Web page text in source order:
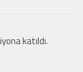
katıldı.